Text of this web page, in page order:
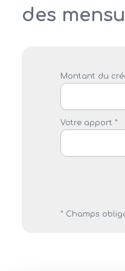
des
Montant du
Votre apport *
* Champs